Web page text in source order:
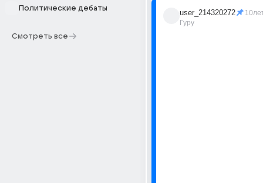
Политические дебаты
Смотреть все
user_214320272
Гуру